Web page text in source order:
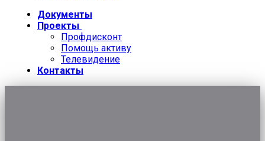
Документы
Проекты
Профдисконт
Помощь активу
Телевидение
Контакты